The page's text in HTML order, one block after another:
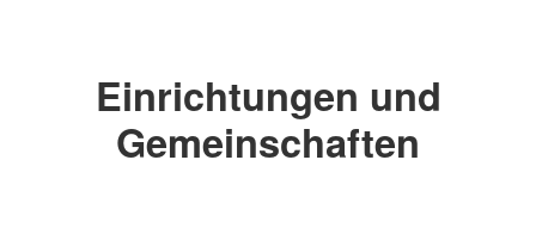
Einrichtungen und
Gemeinschaften